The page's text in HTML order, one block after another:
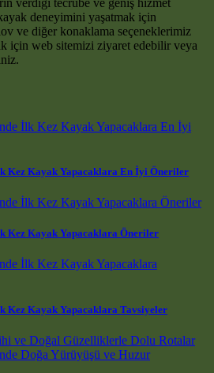
verdiği tecrübe ve geniş hizmet
deneyimini yaşatmak için
ve diğer konaklama seçeneklerimiz
için web sitemizi ziyaret edebilir veya
Kez Kayak Yapacaklara En İyi Öneriler
Kez Kayak Yapacaklara Öneriler
Kez Kayak Yapacaklara Tavsiyeler
ve Doğal Güzelliklerle Dolu Rotalar
Doğa Yürüyüşü ve Huzur